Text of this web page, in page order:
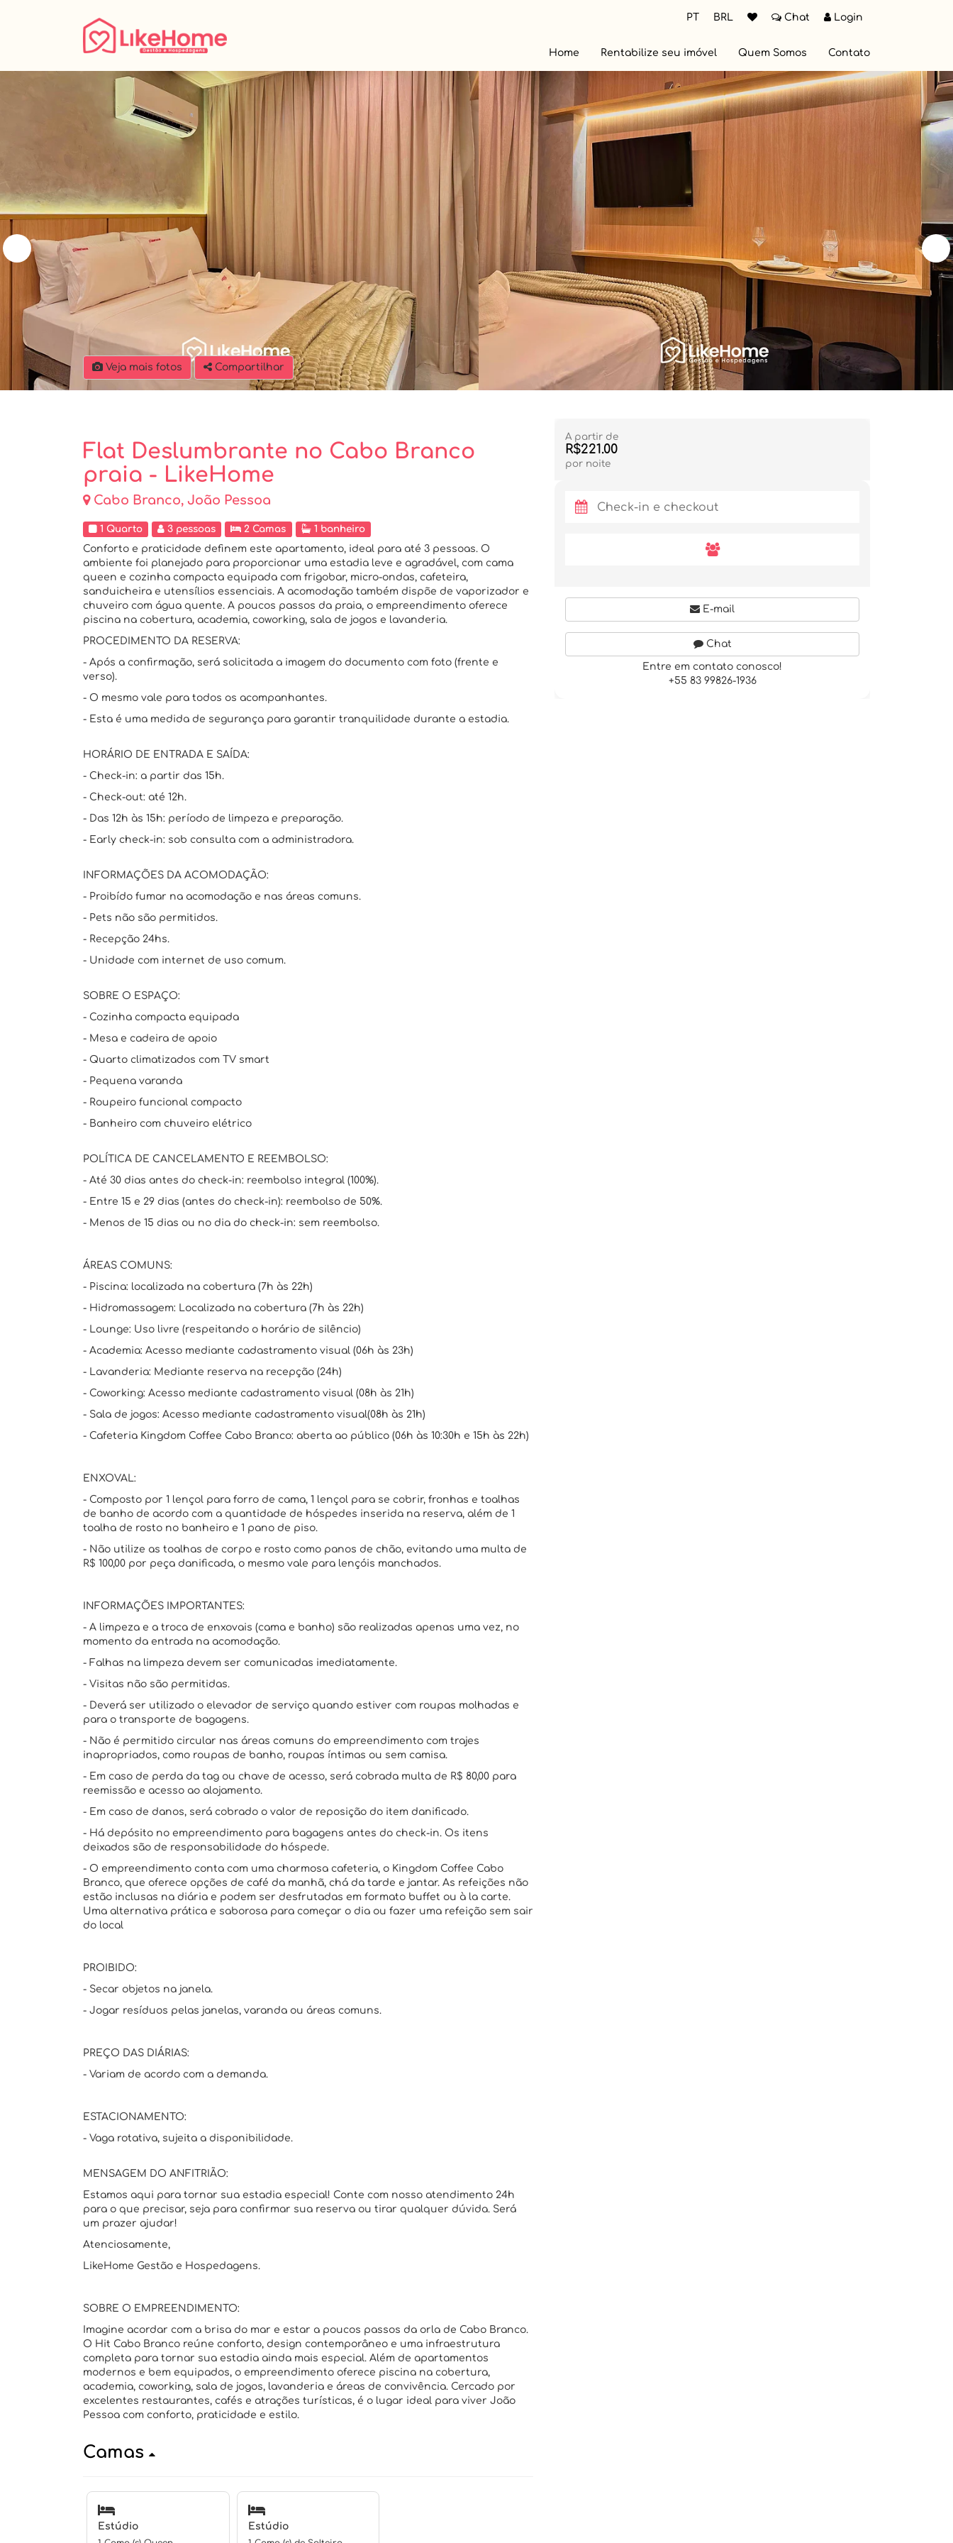
PT BRL Chat Login
Home Rentabilize seu imóvel Quem Somos Contato
Veja mais fotos Compartilhar
Flat Deslumbrante no Cabo Branco
praia - LikeHome
Cabo Branco, João Pessoa
1 Quarto 3 pessoas 2 Camas
1 banheiro
Conforto e praticidade definem este apartamento, ideal para até 3 pessoas. O
ambiente foi planejado para proporcionar uma estadia leve e agradável, com cama
queen e cozinha compacta equipada com frigobar, micro-ondas, cafeteira,
sanduicheira e utensílios essenciais. A acomodação também dispõe de vaporizador e
chuveiro com água quente. A poucos passos da praia, o empreendimento oferece
piscina na cobertura, academia, coworking, sala de jogos e lavanderia.
PROCEDIMENTO DA RESERVA:
- Após a confirmação, será solicitada a imagem do documento com foto (frente e
verso).
- O mesmo vale para todos os acompanhantes.
- Esta é uma medida de segurança para garantir tranquilidade durante a estadia.
HORÁRIO DE ENTRADA E SAÍDA:
- Check-in: a partir das 15h.
- Check-out: até 12h.
- Das 12h às 15h: período de limpeza e preparação.
- Early check-in: sob consulta com a administradora.
INFORMAÇÕES DA ACOMODAÇÃO:
- Proibído fumar na acomodação e nas áreas comuns.
- Pets não são permitidos.
- Recepção 24hs.
- Unidade com internet de uso comum.
SOBRE O ESPAÇO:
- Cozinha compacta equipada
- Mesa e cadeira de apoio
- Quarto climatizados com TV smart
- Pequena varanda
- Roupeiro funcional compacto
- Banheiro com chuveiro elétrico
POLÍTICA DE CANCELAMENTO E REEMBOLSO:
- Até 30 dias antes do check-in: reembolso integral (100%).
- Entre 15 e 29 dias (antes do check-in): reembolso de 50%.
- Menos de 15 dias ou no dia do check-in: sem reembolso.
ÁREAS COMUNS:
- Piscina: localizada na cobertura (7h às 22h)
- Hidromassagem: Localizada na cobertura (7h às 22h)
- Lounge: Uso livre (respeitando o horário de silêncio)
- Academia: Acesso mediante cadastramento visual (06h às 23h)
- Lavanderia: Mediante reserva na recepção (24h)
- Coworking: Acesso mediante cadastramento visual (08h às 21h)
- Sala de jogos: Acesso mediante cadastramento visual(08h às 21h)
- Cafeteria Kingdom Coffee Cabo Branco: aberta ao público (06h às 10:30h e 15h às 22h)
ENXOVAL:
- Composto por 1 lençol para forro de cama, 1 lençol para se cobrir, fronhas e toalhas
de banho de acordo com a quantidade de hóspedes inserida na reserva, além de 1
toalha de rosto no banheiro e 1 pano de piso.
- Não utilize as toalhas de corpo e rosto como panos de chão, evitando uma multa de
R$ 100,00 por peça danificada, o mesmo vale para lençóis manchados.
INFORMAÇÕES IMPORTANTES:
- A limpeza e a troca de enxovais (cama e banho) são realizadas apenas uma vez, no
momento da entrada na acomodação.
- Falhas na limpeza devem ser comunicadas imediatamente.
- Visitas não são permitidas.
- Deverá ser utilizado o elevador de serviço quando estiver com roupas molhadas e
para o transporte de bagagens.
- Não é permitido circular nas áreas comuns do empreendimento com trajes
inapropriados, como roupas de banho, roupas íntimas ou sem camisa.
- Em caso de perda da tag ou chave de acesso, será cobrada multa de R$ 80,00 para
reemissão e acesso ao alojamento.
- Em caso de danos, será cobrado o valor de reposição do item danificado.
- Há depósito no empreendimento para bagagens antes do check-in. Os itens
deixados são de responsabilidade do hóspede.
- O empreendimento conta com uma charmosa cafeteria, o Kingdom Coffee Cabo
Branco, que oferece opções de café da manhã, chá da tarde e jantar. As refeições não
estão inclusas na diária e podem ser desfrutadas em formato buffet ou à la carte.
Uma alternativa prática e saborosa para começar o dia ou fazer uma refeição sem sair
do local
PROIBIDO:
- Secar objetos na janela.
- Jogar resíduos pelas janelas, varanda ou áreas comuns.
PREÇO DAS DIÁRIAS:
- Variam de acordo com a demanda.
ESTACIONAMENTO:
- Vaga rotativa, sujeita a disponibilidade.
MENSAGEM DO ANFITRIÃO:
Estamos aqui para tornar sua estadia especial! Conte com nosso atendimento 24h
para o que precisar, seja para confirmar sua reserva ou tirar qualquer dúvida. Será
um prazer ajudar!
Atenciosamente,
LikeHome Gestão e Hospedagens.
SOBRE O EMPREENDIMENTO:
Imagine acordar com a brisa do mar e estar a poucos passos da orla de Cabo Branco.
O Hit Cabo Branco reúne conforto, design contemporâneo e uma infraestrutura
completa para tornar sua estadia ainda mais especial. Além de apartamentos
modernos e bem equipados, o empreendimento oferece piscina na cobertura,
academia, coworking, sala de jogos, lavanderia e áreas de convivência. Cercado por
excelentes restaurantes, cafés e atrações turísticas, é o lugar ideal para viver João
Pessoa com conforto, praticidade e estilo.
Camas
Estúdio Estúdio
A partir de
R$221.00
por noite
E-mail
Chat
Entre em contato conosco!
+55 83 99826-1936